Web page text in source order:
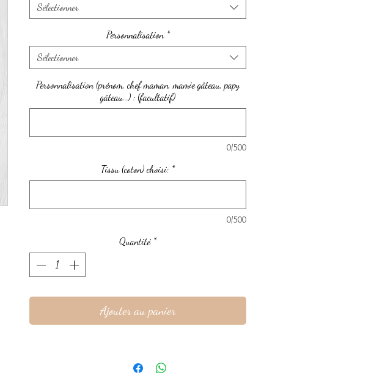
Sélectionner
Personnalisation *
Sélectionner
Personnalisation (prénom, chef maman, mamie gâteau, papy
gâteau...) : (facultatif)
0/500
Tissu (coton) choisi: *
0/500
Quantité *
Ajouter au panier